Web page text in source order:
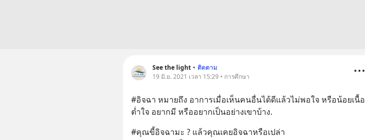
See the light • ติดตาม
19 มิ.ย. 2021 เวลา 15:29 • การศึกษา
#อิจฉา หมายถึง อาการเมื่อเห็นคนอื่นได้ดีแล้วไม่พอใจ หรือน้อยเนื้อ
ต่ำใจ อยากมี หรืออยากเป็นอย่างเขาบ้าง.
#คุณขี้อิจฉามะ ? แล้วคุณเคยอิจฉาหรือเปล่า